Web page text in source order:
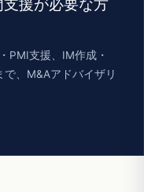
援が必要な方
PMI支援、IM作成・
、M&Aアドバイザリ